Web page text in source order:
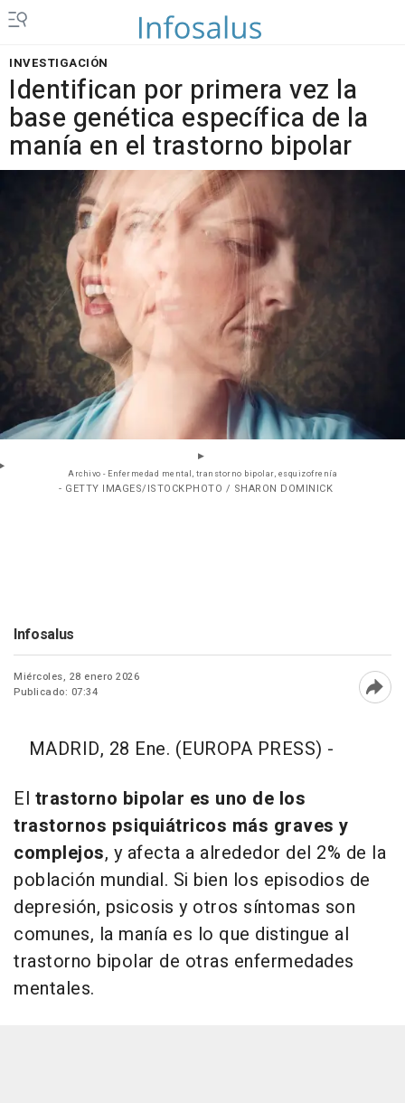
INVESTIGACIÓN
Identifican por primera vez la
base genética específica de la
manía en el trastorno bipolar
Archivo - Enfermedad mental, transtorno bipolar, esquizofrenía
- GETTY IMAGES/ISTOCKPHOTO / SHARON DOMINICK
Infosalus
Miércoles, 28 enero 2026
Publicado: 07:34
MADRID, 28 Ene. (EUROPA PRESS) -
El trastorno bipolar es uno de los
trastornos psiquiátricos más graves y
complejos, y afecta a alrededor del 2% de la
población mundial. Si bien los episodios de
depresión, psicosis y otros síntomas son
comunes, la manía es lo que distingue al
trastorno bipolar de otras enfermedades
mentales.